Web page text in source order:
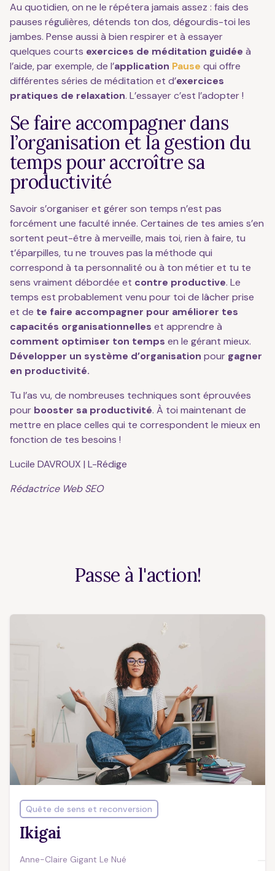
Au quotidien, on ne le répétera jamais assez : fais des
pauses régulières, détends ton dos, dégourdis-toi les
jambes. Pense aussi à bien respirer et à essayer
quelques courts exercices de méditation guidée à
l’aide, par exemple, de l’application Pause qui offre
différentes séries de méditation et d’exercices
pratiques de relaxation. L’essayer c’est l’adopter !
Se faire accompagner dans
l’organisation et la gestion du
temps pour accroître sa
productivité
Savoir s’organiser et gérer son temps n’est pas
forcément une faculté innée. Certaines de tes amies s’en
sortent peut-être à merveille, mais toi, rien à faire, tu
t’éparpilles, tu ne trouves pas la méthode qui
correspond à ta personnalité ou à ton métier et tu te
sens vraiment débordée et contre productive. Le
temps est probablement venu pour toi de lâcher prise
et de te faire accompagner pour améliorer tes
capacités organisationnelles et apprendre à
comment optimiser ton temps en le gérant mieux.
Développer un système d’organisation pour gagner
en productivité.
Tu l’as vu, de nombreuses techniques sont éprouvées
pour booster sa productivité. À toi maintenant de
mettre en place celles qui te correspondent le mieux en
fonction de tes besoins !
Lucile DAVROUX | L-Rédige
Rédactrice Web SEO
Passe à l'action!
Quête de sens et reconversion
Ikigai
Anne-Claire Gigant Le Nué